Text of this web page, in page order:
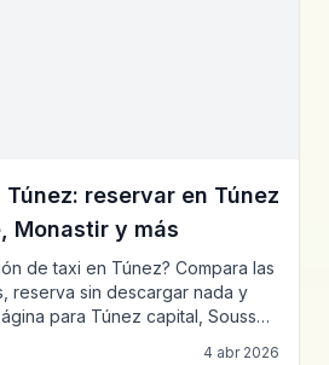
reservar en Túnez
Monastir y más
de taxi en Túnez? Compara las
reserva sin descargar nada y
para Túnez capital, Sousse,
4 abr 2026